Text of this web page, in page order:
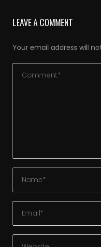
LEAVE A COMMENT
Your email address will